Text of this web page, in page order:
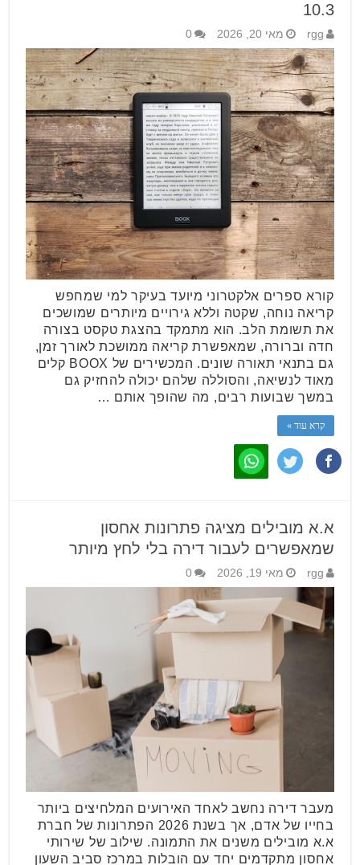
10.3
rgg מאי 20, 2026 0
קורא ספרים אלקטרוני מיועד בעיקר למי שמחפש
קריאה נוחה, שקטה וללא גירויים מיותרים שמושכים
את תשומת הלב. הוא מתמקד בהצגת טקסט בצורה
חדה וברורה, שמאפשרת קריאה ממושכת לאורך זמן,
גם בתנאי תאורה שונים. המכשירים של BOOX קלים
מאוד לנשיאה, והסוללה שלהם יכולה להחזיק גם
במשך שבועות רבים, מה שהופך אותם …
קרא עוד »
א.א מובילים מציגה פתרונות אחסון
שמאפשרים לעבור דירה בלי לחץ מיותר
rgg מאי 19, 2026 0
מעבר דירה נחשב לאחד האירועים המלחיצים ביותר
בחייו של אדם, אך בשנת 2026 הפתרונות של חברת
א.א מובילים משנים את התמונה. שילוב של שירותי
אחסון מתקדמים יחד עם הובלות במרכז סביב השעון